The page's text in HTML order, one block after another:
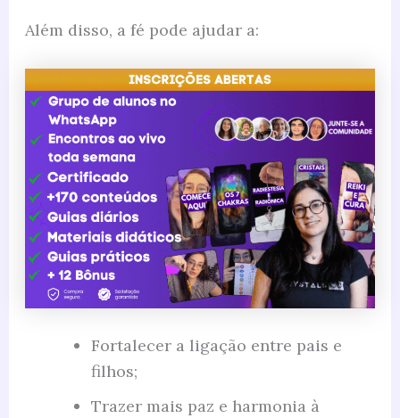
Além disso, a fé pode ajudar a:
Fortalecer a ligação entre pais e
filhos;
Trazer mais paz e harmonia à